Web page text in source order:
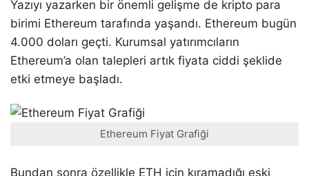
Yazıyı yazarken bir önemli gelişme de kripto para
birimi Ethereum tarafında yaşandı. Ethereum bugün
4.000 doları geçti. Kurumsal yatırımcıların
Ethereum’a olan talepleri artık fiyata ciddi şeklide
etki etmeye başladı.
Ethereum Fiyat Grafiği
Bundan sonra özellikle ETH için kıramadığı eski